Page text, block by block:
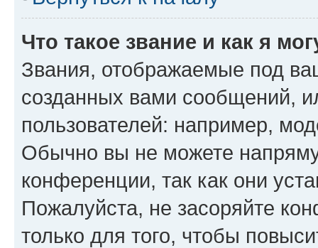
Что такое звание и как я
Звания, отображаемые под
созданных вами сообщений,
пользователей: например,
Обычно вы не можете
конференции, так как они
Пожалуйста, не засоряйте
только для того, чтобы